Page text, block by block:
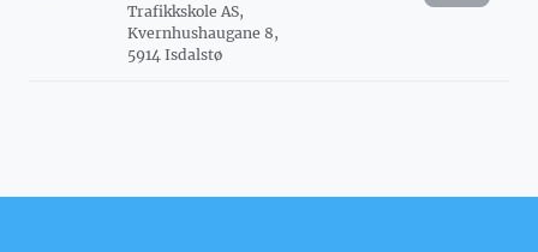
Trafikkskole AS,
Kvernhushaugane 8,
5914 Isdalstø